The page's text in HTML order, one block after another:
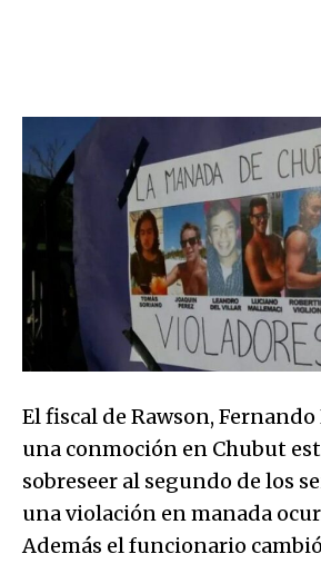
El fiscal de Rawson, Fernando
una conmoción en Chubut
sobreseer al segundo de los
una violación en manada
Además el funcionario